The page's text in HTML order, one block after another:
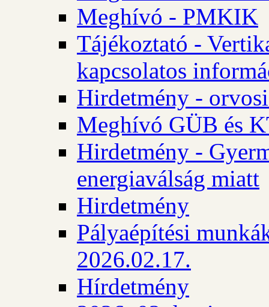
Meghívó - PMKIK
Tájékoztató -
kapcsolatos
Hirdetmény -
Meghívó GÜB és
Hirdetmény -
energiaválság miatt
Hirdetmény
Pályaépítési
2026.02.17.
Hírdetmény